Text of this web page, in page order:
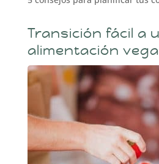
Transición fácil a
alimentación